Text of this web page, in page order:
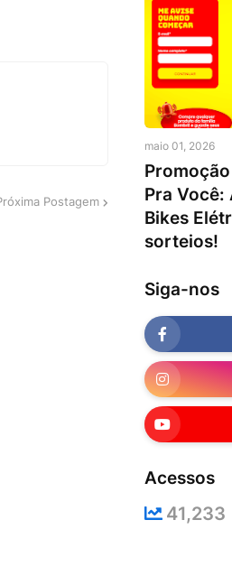
Postagem
maio 01, 2026
Pra Você:
Bikes
sorteios!
Siga-nos
Acessos
41,233